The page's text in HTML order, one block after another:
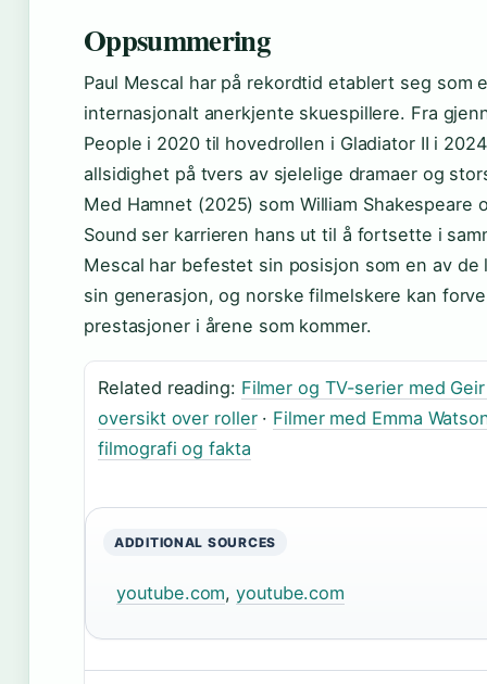
Oppsummering
Paul Mescal har på rekordtid etablert seg som
internasjonalt anerkjente skuespillere. Fra
People i 2020 til hovedrollen i Gladiator II i
allsidighet på tvers av sjelelige dramaer og
Med Hamnet (2025) som William Shakespeare
Sound ser karrieren hans ut til å fortsette i
Mescal har befestet sin posisjon som en av
sin generasjon, og norske filmelskere kan
prestasjoner i årene som kommer.
Related reading: Filmer og TV-serier med
oversikt over roller· Filmer med Emma
filmografi og fakta
ADDITIONAL SOURCES
youtube.com,youtube.com